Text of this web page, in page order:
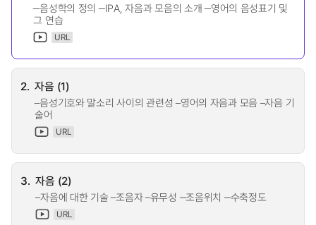
‒음성학의 정의 ‒IPA, 자음과 모음의 소개 ‒영어의 음성표기 및
그 연습
URL
2. 자음 (1)
–음성기호와 말소리 사이의 관련성 –영어의 자음과 모음 –자음 기
술어
URL
3. 자음 (2)
–자음에 대한 기술 –조음자 –유무성 ‒조음위치 ‒수축정도
URL